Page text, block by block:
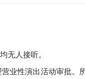
人接听。
业性演出活动审批。